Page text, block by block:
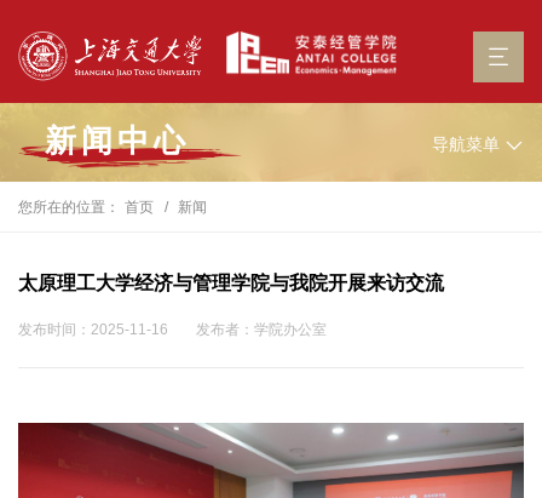
新闻中心 导航菜单
您所在的位置： 首页 新闻
太原理工大学经济与管理学院与我院开展来访交流
发布时间：2025-11-16 发布者：学院办公室